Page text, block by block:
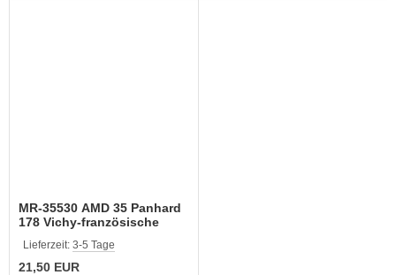
MR-35530 AMD 35 Panhard
178 Vichy-französische
Lieferzeit: 3-5 Tage
21,50 EUR